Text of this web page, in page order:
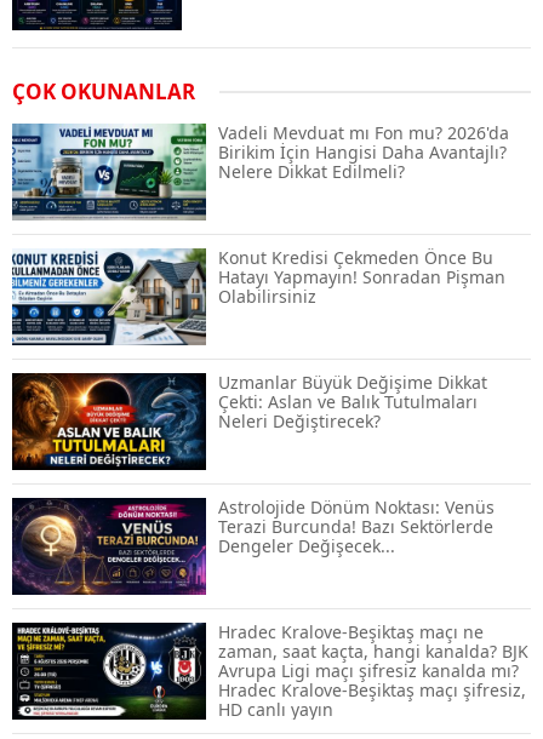
Airdrop Nasıl Alınır? Kripto Para Airdrop
Rehberi ve Güvenli Katılım Yöntemleri
Spot ve Vadeli İşlem Arasındaki Farklar |
Hangi Piyasa Sizin İçin Daha Uygun?
ABD-İran Anlaşması Sonrası Altın
Rekora Koştu, Petrol Fiyatları Sert Düştü
Temmuz 2026 Maaş Zammı Netleşiyor!
Memur, Emekli ve Sosyal Yardımlarda
Yeni Oranlar
KOSGEB’den KOBİ’lere Dev Finansman
Hamlesi: 36 Ay Vadeli 30 Milyon TL
Destek
Emekli Maaşlarında Temmuz Hesabı:
Zam Oranı ve Taban Aylık İçin Yeni
Senaryolar
ÇOK OKUNANLAR
Vadeli Mevduat mı Fon mu? 2026'da
Birikim İçin Hangisi Daha Avantajlı?
Nelere Dikkat Edilmeli?
Konut Kredisi Çekmeden Önce Bu
Hatayı Yapmayın! Sonradan Pişman
Olabilirsiniz
Uzmanlar Büyük Değişime Dikkat
Çekti: Aslan ve Balık Tutulmaları
Neleri Değiştirecek?
Astrolojide Dönüm Noktası: Venüs
Terazi Burcunda! Bazı Sektörlerde
Dengeler Değişecek...
Hradec Kralove-Beşiktaş maçı ne
zaman, saat kaçta, hangi kanalda? BJK
Avrupa Ligi maçı şifresiz kanalda mı?
Hradec Kralove-Beşiktaş maçı şifresiz,
HD canlı yayın